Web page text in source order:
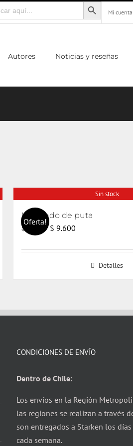
Mi cuenta
Autores Noticias y reseñas
Sin stock
Oferta!
Haciendo de puta
$ 14.000 El
original
$ 9.600
actual
Detalles
CONDICIONES DE ENVÍO
Dentro de Chile:
Los envíos en la Región
las regiones se realizan a través
son entregados a Starken los
cada semana.